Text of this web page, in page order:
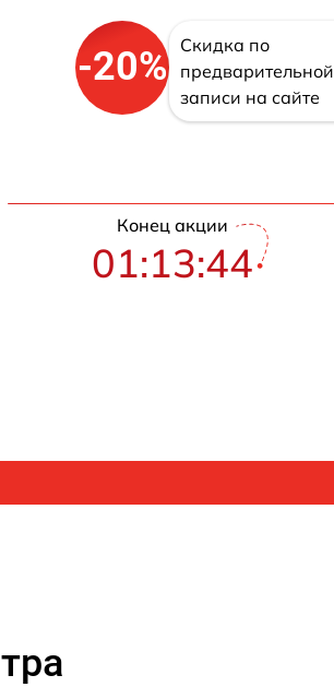
-20%
Скидка по
предварительной
записи на сайте
Конец акции
01:13:43